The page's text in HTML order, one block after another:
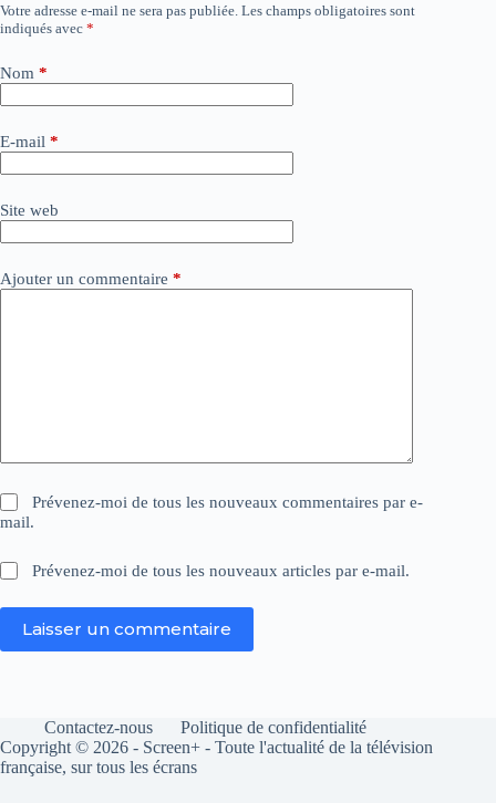
Votre adresse e-mail ne sera pas publiée. Les champs obligatoires sont
indiqués avec *
Nom *
E-mail *
Site web
Ajouter un commentaire *
Prévenez-moi de tous les nouveaux commentaires par e-
mail.
Prévenez-moi de tous les nouveaux articles par e-mail.
Laisser un commentaire
A
l
e
n
t
i
e
Contactez-nous
Politique de confidentialité
Copyright © 2026 - Screen+ - Toute l'actualité de la télévision
française, sur tous les écrans